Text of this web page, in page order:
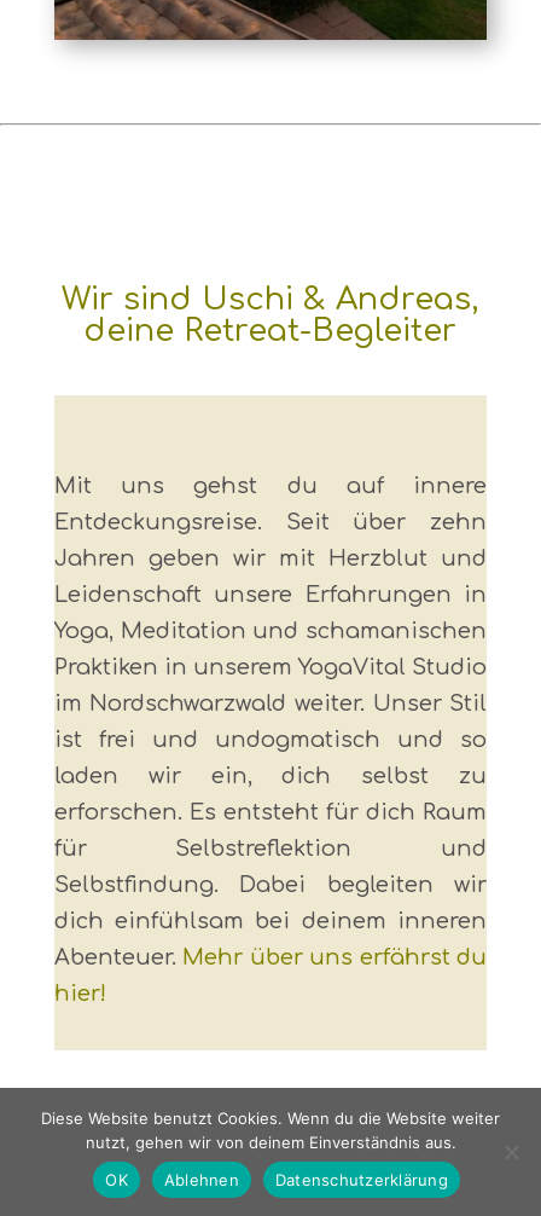
Wir sind Uschi & Andreas,
deine Retreat-Begleiter
Mit uns gehst du auf innere
Entdeckungsreise. Seit über zehn
Jahren geben wir mit Herzblut und
Leidenschaft unsere Erfahrungen in
Yoga, Meditation und schamanischen
Praktiken in unserem YogaVital Studio
im Nordschwarzwald weiter. Unser Stil
ist frei und undogmatisch und so
laden wir ein, dich selbst zu
erforschen. Es entsteht für dich Raum
für Selbstreflektion und
Selbstfindung. Dabei begleiten wir
dich einfühlsam bei deinem inneren
Abenteuer. Mehr über uns erfährst du
hier!
Diese Website benutzt Cookies. Wenn du die Website weiter
nutzt, gehen wir von deinem Einverständnis aus.
OK
Ablehnen Datenschutzerklärung